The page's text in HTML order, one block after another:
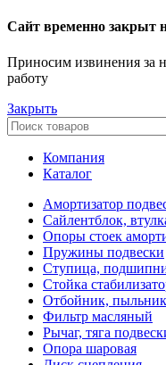
Сайт временно закрыт
Приносим извинения за
работу
Закрыть
Компания
Каталог
Амортизатор
Сайлентблок,
Опоры стоек
Пружины подвески
Ступица,
Стойка
Отбойник, пыльник
Фильтр масляный
Рычаг, тяга
Опора шаровая